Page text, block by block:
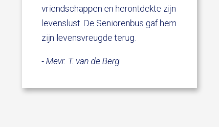
vriendschappen en herontdekte zijn
levenslust. De Seniorenbus gaf hem
zijn levensvreugde terug.
- Mevr. T. van de Berg